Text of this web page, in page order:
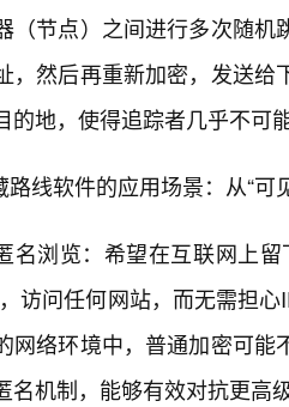
（节点）之间进行多次随
，然后再重新加密，发送
的地，使得追踪者几乎不可
路线软件的应用场景：从“可
名浏览：希望在互联网上
访问任何网站，而无需担
网络环境中，普通加密可
名机制，能够有效对抗更高